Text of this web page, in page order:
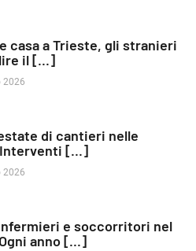
casa a Trieste, gli stranieri
il [...]
2026
di cantieri nelle
[...]
2026
e soccorritori nel
anno [...]